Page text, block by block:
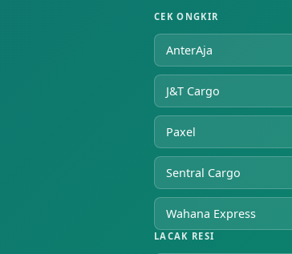
CEK ONGKIR
AnterAja
J&T Cargo
Paxel
Sentral Cargo
Wahana Express
LACAK RESI